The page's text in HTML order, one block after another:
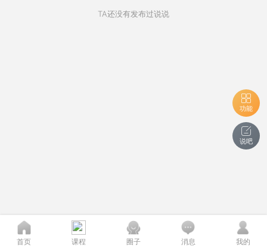
TA还没有发布过说说
功能
说吧
首页 课程 圈子 消息 我的